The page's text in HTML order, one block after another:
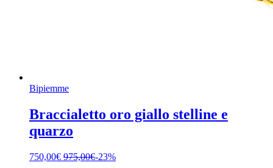
Bipiemme
Braccialetto oro giallo stelline e
quarzo
750,00€ 975,00€-23%